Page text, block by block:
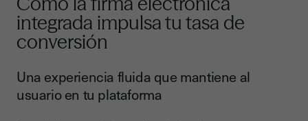
integrada impulsa tu tasa de
conversión
Una experiencia fluida que mantiene al
usuario en tu plataforma